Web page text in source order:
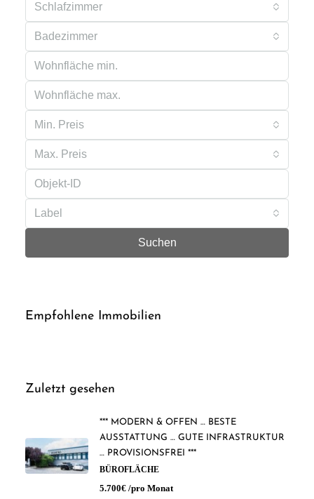
Schlafzimmer
Badezimmer
Min. Preis
Max. Preis
Label
Suchen
Empfohlene Immobilien
Zuletzt gesehen
*** MODERN & OFFEN … BESTE
AUSSTATTUNG … GUTE INFRASTRUKTUR
… PROVISIONSFREI ***
BÜROFLÄCHE
5.700€ /pro Monat